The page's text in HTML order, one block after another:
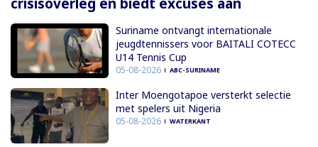
Suriname ontvangt internationale
jeugdtennissers voor BAITALI COTECC
U14 Tennis Cup
05-08-2026 ABC-SURINAME
Inter Moengotapoe versterkt selectie
met spelers uit Nigeria
05-08-2026 WATERKANT